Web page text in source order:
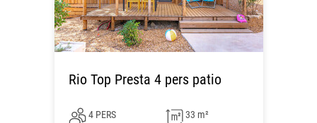
Rio Top Presta 4 pers patio
4 PERS 33 m²